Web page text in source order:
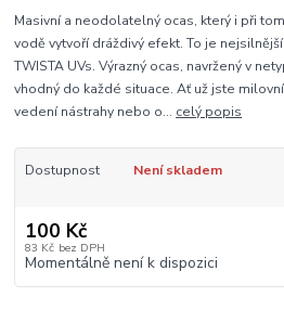
Masivní a neodolatelný ocas, který i při
vodě vytvoří dráždivý efekt. To je
TWISTA UVs. Výrazný ocas, navržený v
vhodný do každé situace. Ať už jste
vedení nástrahy nebo o... celý popis
Dostupnost Není skladem
100 Kč
83 Kč bez DPH
Momentálně není k dispozici